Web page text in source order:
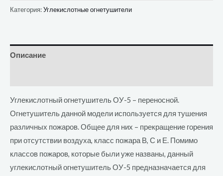
Категория:Углекислотные огнетушители
Описание
Углекислотный огнетушитель ОУ-5 – переносной.
Огнетушитель данной модели используется для тушения
различных пожаров. Общее для них – прекращение горения
при отсутствии воздуха, класс пожара В, С и Е. Помимо
классов пожаров, которые были уже названы, данный
углекислотный огнетушитель ОУ-5 предназначается для